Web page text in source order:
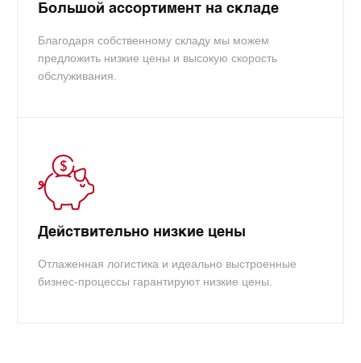
Большой ассортимент на складе
Благодаря собственному складу мы можем
предложить низкие цены и высокую скорость
обслуживания.
Действительно низкие цены
Отлаженная логистика и идеально выстроенные
бизнес-процессы гарантируют низкие цены.